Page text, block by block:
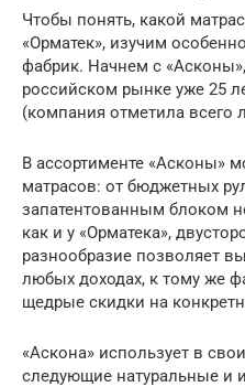
Чтобы понять, какой
«Орматек», изучим
фабрик. Начнем с
российском рынке уже 25
(компания отметила всего
В ассортименте «Асконы»
матрасов: от бюджетных
запатентованным блоком
как и у «Орматека»,
разнообразие позволяет
любых доходах, к тому же
щедрые скидки на
«Аскона» использует в
следующие натуральные и